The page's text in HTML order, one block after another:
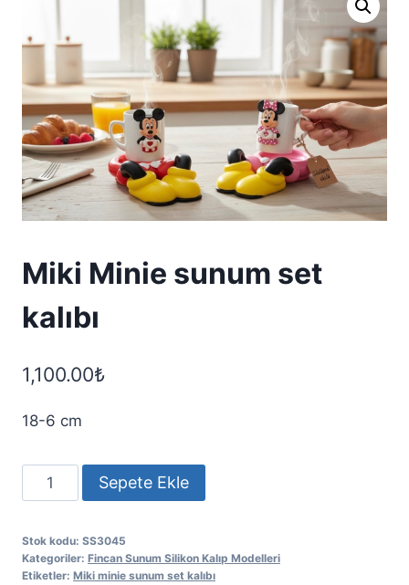
Miki Minie sunum set
kalıbı
1,100.00₺
18-6 cm
Miki
Minie
set
kalıbı
Sepete Ekle
Stok kodu: SS3045
Kategoriler: Fincan Sunum Silikon Kalıp Modelleri
Etiketler: Miki minie sunum set kalıbı